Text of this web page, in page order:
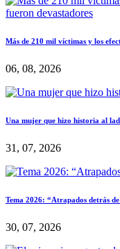
Más de 210 mil víctimas y los
06, 08, 2026
Una mujer que hizo historia al
31, 07, 2026
Tema 2026: “Atrapados detrás
30, 07, 2026